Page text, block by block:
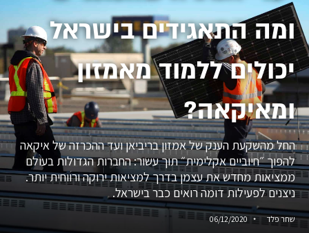
ומה התאגידים בישראל
יכולים ללמוד מאמזון
ומאיקאה?
החל מהשקעת הענק של אמזון בריביאן ועד ההכרזה של איקאה
להפוך ״חיוביים אקלימית״ תוך עשור: החברות הגדולות בעולם
ממציאות מחדש את עצמן בדרך למציאות ירוקה ורווחית יותר.
ניצנים לפעילות דומה רואים כבר בישראל.
שחר פלד 06/12/2020